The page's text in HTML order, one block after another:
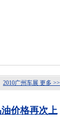
更多 >>
2010广州车展
价格再次上